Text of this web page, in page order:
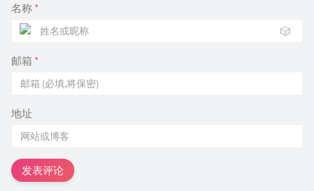
名称 *
🎲
邮箱 *
地址
发表评论